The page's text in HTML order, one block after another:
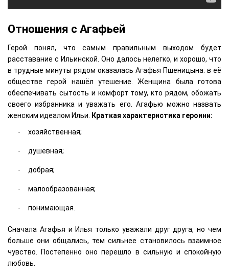
Отношения с Агафьей
Герой понял, что самым правильным выходом будет
расставание с Ильинской. Оно далось нелегко, и хорошо, что
в трудные минуты рядом оказалась Агафья Пшеницына: в её
обществе герой нашёл утешение. Женщина была готова
обеспечивать сытость и комфорт тому, кто рядом, обожать
своего избранника и уважать его. Агафью можно назвать
женским идеалом Ильи.
Краткая характеристика героини:
хозяйственная;
душевная;
добрая;
малообразованная;
понимающая.
Сначала Агафья и Илья только уважали друг друга, но чем
больше они общались, тем сильнее становилось взаимное
чувство. Постепенно оно перешло в сильную и спокойную
любовь.